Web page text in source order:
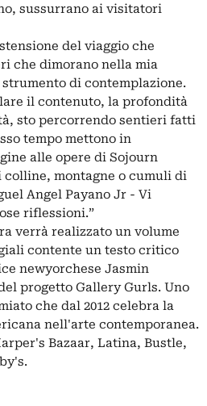
sussurrano ai visitatori
del viaggio che
che dimorano nella mia
di contemplazione.
il contenuto, la profondità
sto percorrendo sentieri fatti
tempo mettono in
alle opere di Sojourn
colline, montagne o cumuli di
Angel Payano Jr - Vi
riflessioni.”
verrà realizzato un volume
contente un testo critico
newyorchese Jasmin
progetto Gallery Gurls. Uno
che dal 2012 celebra la
nell'arte contemporanea.
Bazaar, Latina, Bustle,